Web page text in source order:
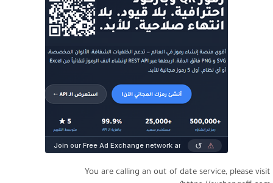
You are calling an out of date service, please visit